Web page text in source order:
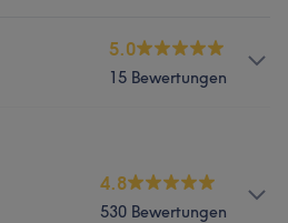
5.0
15 Bewertungen
4.8
530 Bewertungen